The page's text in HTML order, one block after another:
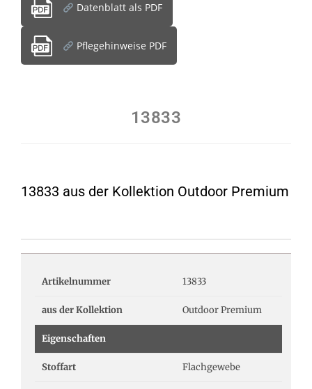
Datenblatt als PDF
Pflegehinweise PDF
13833
13833 aus der Kollektion Outdoor Premium
Artikelnummer 13833
aus der Kollektion Outdoor Premium
Eigenschaften
Stoffart Flachgewebe